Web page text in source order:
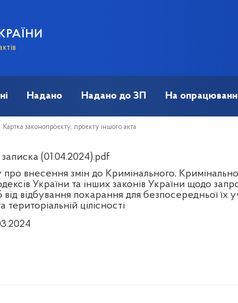
Надано Надано до ЗП На
Картка законопроєкту, проєкту іншого акта
(01.04.2024).pdf
внесення змін до Кримінального,
України та інших законів України щодо
від відбування покарання для безпосередньої їх
територіальній цілісності